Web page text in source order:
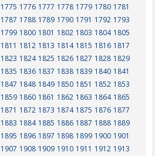
1775 1776 1777 1778 1779 1780 1781
1787 1788 1789 1790 1791 1792 1793
1799 1800 1801 1802 1803 1804 1805
1811 1812 1813 1814 1815 1816 1817
1823 1824 1825 1826 1827 1828 1829
1835 1836 1837 1838 1839 1840 1841
1847 1848 1849 1850 1851 1852 1853
1859 1860 1861 1862 1863 1864 1865
1871 1872 1873 1874 1875 1876 1877
1883 1884 1885 1886 1887 1888 1889
1895 1896 1897 1898 1899 1900 1901
1907 1908 1909 1910 1911 1912 1913